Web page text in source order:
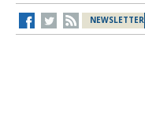
NEWSLETTER